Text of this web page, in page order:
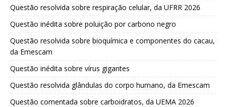
Questão resolvida sobre respiração celular, da UFRR 2026
Questão inédita sobre poluição por carbono negro
Questão resolvida sobre bioquímica e componentes do cacau,
da Emescam
Questão inédita sobre vírus gigantes
Questão resolvida glândulas do corpo humano, da Emescam
Questão comentada sobre carboidratos, da UEMA 2026